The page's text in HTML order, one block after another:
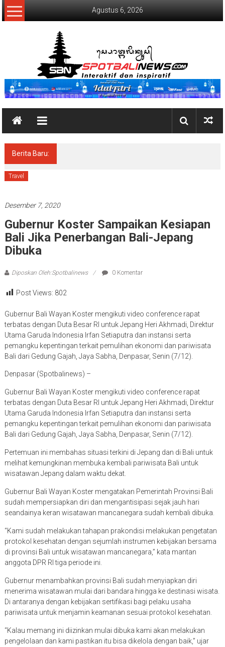
Lompat
ke
Agustus 6, 2026
SpotBaliNews
Berita Baru:
Travel
Desember 7, 2020
Gubernur Koster Sampaikan Kesiapan
Bali Jika Penerbangan Bali-Jepang
Dibuka
Diposkan Oleh:Spotbalinews 0 Komentar
Post Views: 802
Gubernur Bali Wayan Koster mengikuti video conference rapat
terbatas dengan Duta Besar RI untuk Jepang Heri Akhmadi, Direktur
Utama Garuda Indonesia Irfan Setiaputra dan instansi serta
pemangku kepentingan terkait pemulihan ekonomi dan pariwisata
Bali dari Gedung Gajah, Jaya Sabha, Denpasar, Senin (7/12).
Denpasar (Spotbalinews) –
Gubernur Bali Wayan Koster mengikuti video conference rapat
terbatas dengan Duta Besar RI untuk Jepang Heri Akhmadi, Direktur
Utama Garuda Indonesia Irfan Setiaputra dan instansi serta
pemangku kepentingan terkait pemulihan ekonomi dan pariwisata
Bali dari Gedung Gajah, Jaya Sabha, Denpasar, Senin (7/12).
Pertemuan ini membahas situasi terkini di Jepang dan di Bali untuk
melihat kemungkinan membuka kembali pariwisata Bali untuk
wisatawan Jepang dalam waktu dekat.
Gubernur Bali Wayan Koster mengatakan Pemerintah Provinsi Bali
sudah mempersiapkan diri dan mengantisipasi sejak jauh hari
seandainya keran wisatawan mancanegara sudah kembali dibuka.
“Kami sudah melakukan tahapan prakondisi melakukan pengetatan
protokol kesehatan dengan sejumlah instrumen kebijakan bersama
di provinsi Bali untuk wisatawan mancanegara,” kata mantan
anggota DPR RI tiga periode ini.
Gubernur menambahkan provinsi Bali sudah menyiapkan diri
menerima wisatawan mulai dari bandara hingga ke destinasi wisata.
Di antaranya dengan kebijakan sertifikasi bagi pelaku usaha
pariwisata untuk menjamin keamanan sesuai protokol kesehatan.
“Kalau memang ini diizinkan mulai dibuka kami akan melakukan
pengelolaan dan kami pastikan itu bisa dikelola dengan baik,” ujar